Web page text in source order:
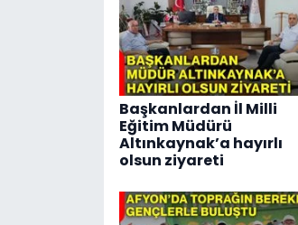
Başkanlardan İl Milli
Eğitim Müdürü
Altınkaynak’a hayırlı
olsun ziyareti